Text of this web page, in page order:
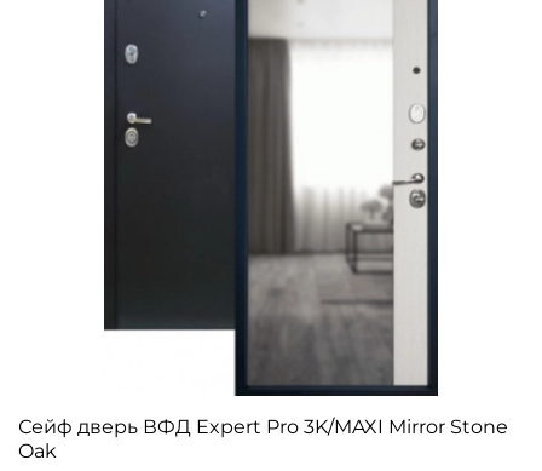
Сейф дверь ВФД Expert Pro 3K/MAXI Mirror Stone
Oak